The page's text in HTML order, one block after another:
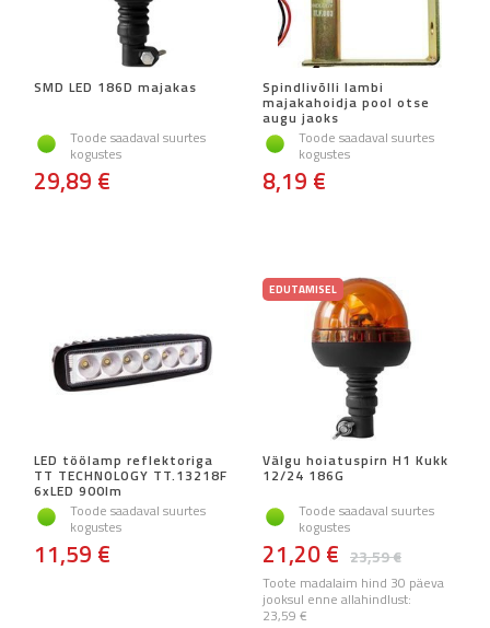
SMD LED 186D majakas
Toode saadaval suurtes
kogustes
29,89 €
Spindlivõlli lambi
majakahoidja pool otse
augu jaoks
Toode saadaval suurtes
kogustes
8,19 €
LED töölamp reflektoriga
TT TECHNOLOGY TT.13218F
6xLED 900lm
Toode saadaval suurtes
kogustes
11,59 €
EDUTAMISEL
Välgu hoiatuspirn H1 Kukk
12/24 186G
Toode saadaval suurtes
kogustes
23,59 €
21,20 €
Toote madalaim hind 30 päeva
jooksul enne allahindlust:
23,59 €